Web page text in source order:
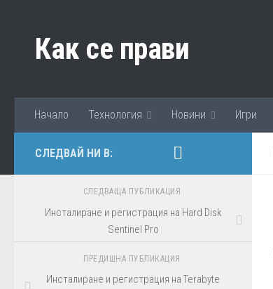
Как се прави
Начало Технология Новини Игри
СЛЕДВАЙ НИ В:
СЛЕДВАЩА ПУБЛИКАЦИЯ
Инсталиране и регистрация на Hard Disk
Sentinel Pro
ПРЕДИШНА ПУБЛИКАЦИЯ
Инсталиране и регистрация на Terabyte